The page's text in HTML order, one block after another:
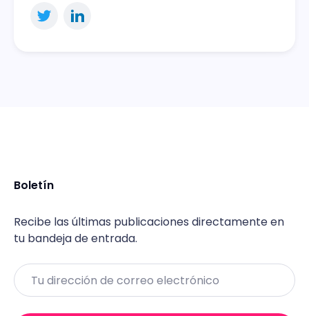
Boletín
Recibe las últimas publicaciones directamente en
tu bandeja de entrada.
Email